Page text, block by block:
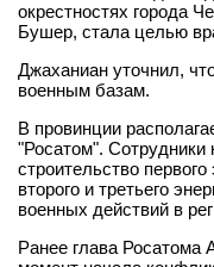
окрестностях города
Бушер, стала целью
Джаханиан уточнил,
военным базам.
В провинции
"Росатом". Сотрудники
строительство
второго и третьего
военных действий в
Ранее глава Росатома